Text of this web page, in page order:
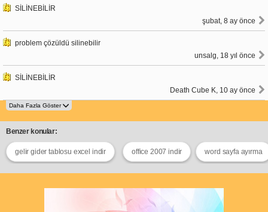
SİLİNEBİLİR
şubat, 8 ay önce
problem çözüldü silinebilir
unsalg, 18 yıl önce
SİLİNEBİLİR
Death Cube K, 10 ay önce
Benzer konular:
gelir gider tablosu excel indir office 2007 indir word sayfa ayırma